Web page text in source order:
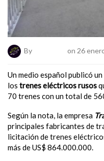
By on 26
Un medio español publicó
los trenes eléctricos rusos
70 trenes con un total de
Según la nota, la empresa
principales fabricantes de
licitación de trenes
más de US$ 864.000.000.